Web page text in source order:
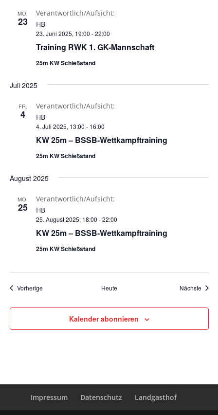
MO.
23
23. Juni 2025, 19:00 -22:00
Training RWK 1. GK-Mannschaft
25m KW Schießstand
Verantwortlich/Aufsicht:
HB
Juli 2025
FR.
4
4. Juli 2025, 13:00 - 16:00
KW 25m – BSSB-Wettkampftraining
25m KW Schießstand
Verantwortlich/Aufsicht:
HB
August 2025
MO.
25
25. August 2025, 18:00 -22:00
KW 25m – BSSB-Wettkampftraining
25m KW Schießstand
Verantwortlich/Aufsicht:
HB
VorherigeTermine Heute Nächste
Kalender abonnieren
Impressum Datenschutz Landgasthof